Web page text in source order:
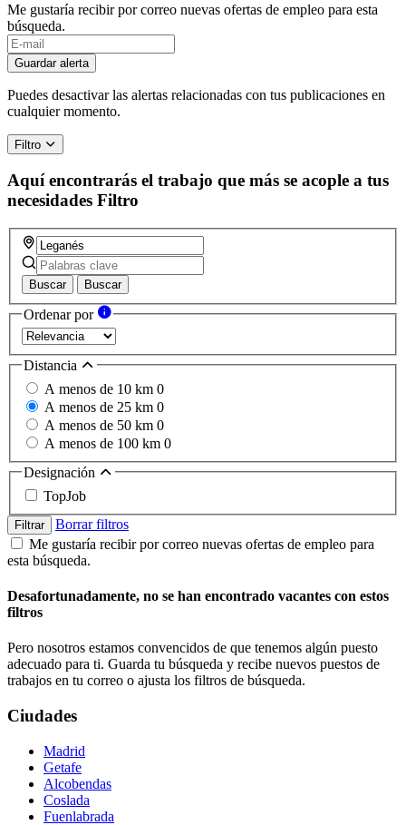
Me gustaría recibir por correo nuevas ofertas de empleo para esta
búsqueda.
Guardar alerta
Puedes desactivar las alertas relacionadas con tus publicaciones en
cualquier momento.
Filtro
Aquí encontrarás el trabajo que más se acople a tus
necesidades Filtro
Buscar Buscar
Ordenar por
Distancia
A menos de 10 km 0
A menos de 25 km 0
A menos de 50 km 0
A menos de 100 km 0
Designación
TopJob
Filtrar
Borrar filtros
Me gustaría recibir por correo nuevas ofertas de empleo para
esta búsqueda.
Desafortunadamente, no se han encontrado vacantes con estos
filtros
Pero nosotros estamos convencidos de que tenemos algún puesto
adecuado para ti. Guarda tu búsqueda y recibe nuevos puestos de
trabajos en tu correo o ajusta los filtros de búsqueda.
Ciudades
Madrid
Getafe
Alcobendas
Coslada
Fuenlabrada